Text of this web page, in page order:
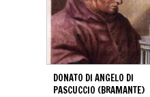
DONATO DI ANGELO DI
PASCUCCIO (BRAMANTE)